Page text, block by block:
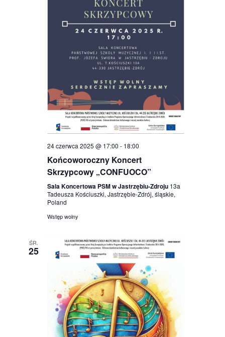
24 czerwca 2025 @ 17:00 - 18:00
Końcoworoczny Koncert
Skrzypcowy „CONFUOCO”
Sala Koncertowa PSM w Jastrzębiu-Zdroju 13a
Tadeusza Kościuszki, Jastrzębie-Zdrój, śląskie,
Poland
Wstęp wolny
ŚR.
25